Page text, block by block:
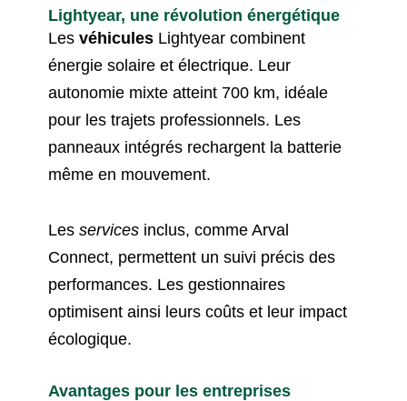
Lightyear, une révolution énergétique
Lesvéhicules Lightyear combinent
énergie solaire et électrique. Leur
autonomie mixte atteint 700 km, idéale
pour les trajets professionnels. Les
panneaux intégrés rechargent la batterie
même en mouvement.
Lesservices inclus, comme Arval
Connect, permettent un suivi précis des
performances. Les gestionnaires
optimisent ainsi leurs coûts et leur impact
écologique.
Avantages pour les entreprises